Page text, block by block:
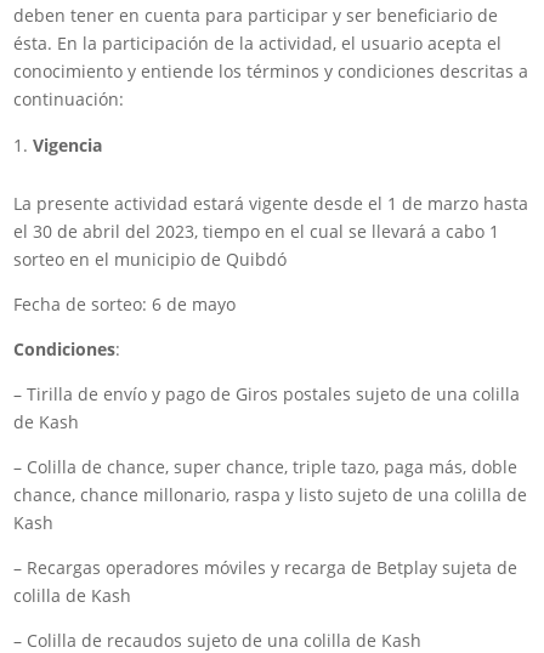
deben tener en cuenta para participar y ser beneficiario de
ésta. En la participación de la actividad, el usuario acepta el
conocimiento y entiende los términos y condiciones descritas a
continuación:
Vigencia
La presente actividad estará vigente desde el 1 de marzo hasta
el 30 de abril del 2023, tiempo en el cual se llevará a cabo 1
sorteo en el municipio de Quibdó
Fecha de sorteo: 6 de mayo
Condiciones:
– Tirilla de envío y pago de Giros postales sujeto de una colilla
de Kash
– Colilla de chance, super chance, triple tazo, paga más, doble
chance, chance millonario, raspa y listo sujeto de una colilla de
Kash
– Recargas operadores móviles y recarga de Betplay sujeta de
colilla de Kash
– Colilla de recaudos sujeto de una colilla de Kash